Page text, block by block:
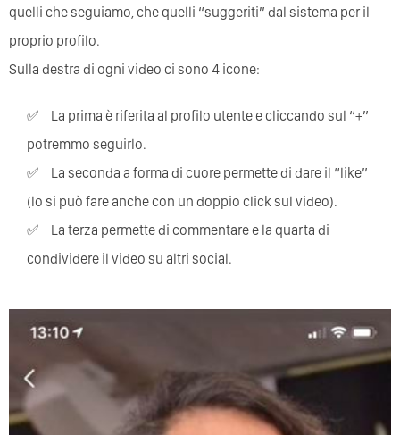
quelli che seguiamo, che quelli “suggeriti” dal sistema per il
proprio profilo.
Sulla destra di ogni video ci sono 4 icone:
La prima è riferita al profilo utente e cliccando sul “+”
potremmo seguirlo.
La seconda a forma di cuore permette di dare il “like”
(lo si può fare anche con un doppio click sul video).
La terza permette di commentare e la quarta di
condividere il video su altri social.